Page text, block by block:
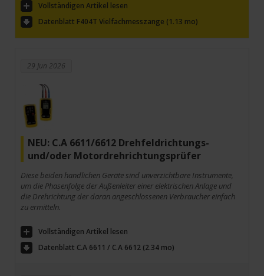
Vollständigen Artikel lesen
Datenblatt F404T Vielfachmesszange (1.13 mo)
29 Jun 2026
NEU: C.A 6611/6612 Drehfeldrichtungs-
und/oder Motordrehrichtungsprüfer
Diese beiden handlichen Geräte sind unverzichtbare Instrumente,
um die Phasenfolge der Außenleiter einer elektrischen Anlage und
die Drehrichtung der daran angeschlossenen Verbraucher einfach
zu ermitteln.
Vollständigen Artikel lesen
Datenblatt C.A 6611 / C.A 6612 (2.34 mo)